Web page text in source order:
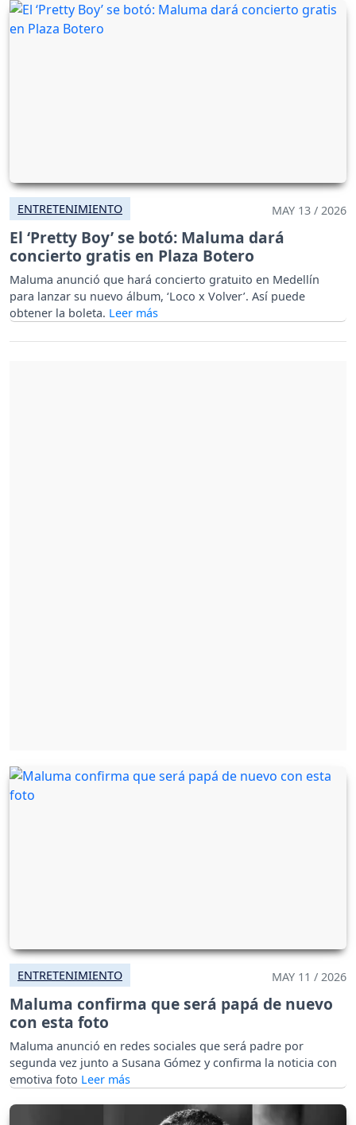
ENTRETENIMIENTO MAY 13 / 2026
El ‘Pretty Boy’ se botó: Maluma dará
concierto gratis en Plaza Botero
Maluma anunció que hará concierto gratuito en Medellín
para lanzar su nuevo álbum, ‘Loco x Volver’. Así puede
obtener la boleta.
ENTRETENIMIENTO MAY 11 / 2026
Maluma confirma que será papá de nuevo
con esta foto
Maluma anunció en redes sociales que será padre por
segunda vez junto a Susana Gómez y confirma la noticia con
emotiva foto